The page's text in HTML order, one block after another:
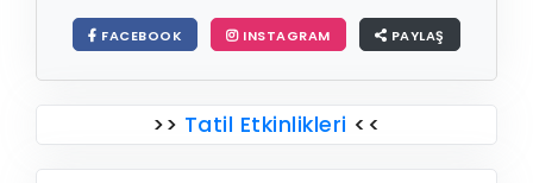
FACEBOOK INSTAGRAM PAYLAŞ
>> Tatil Etkinlikleri <<